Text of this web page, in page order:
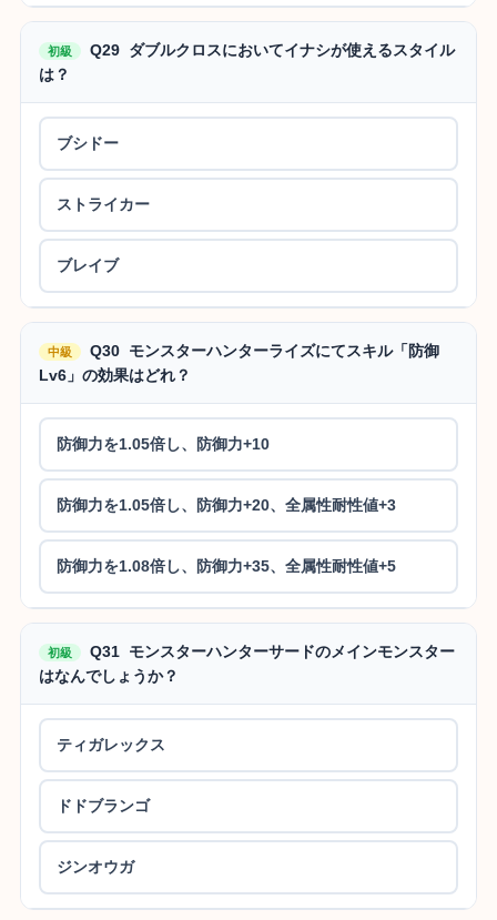
初級
Q29 ダブルクロスにおいてイナシが使えるスタイル
は？
ブシドー
ストライカー
ブレイブ
中級
Q30 モンスターハンターライズにてスキル「防御
Lv6」の効果はどれ？
防御力を1.05倍し、防御力+10
防御力を1.05倍し、防御力+20、全属性耐性値+3
防御力を1.08倍し、防御力+35、全属性耐性値+5
初級
Q31 モンスターハンターサードのメインモンスター
はなんでしょうか？
ティガレックス
ドドブランゴ
ジンオウガ